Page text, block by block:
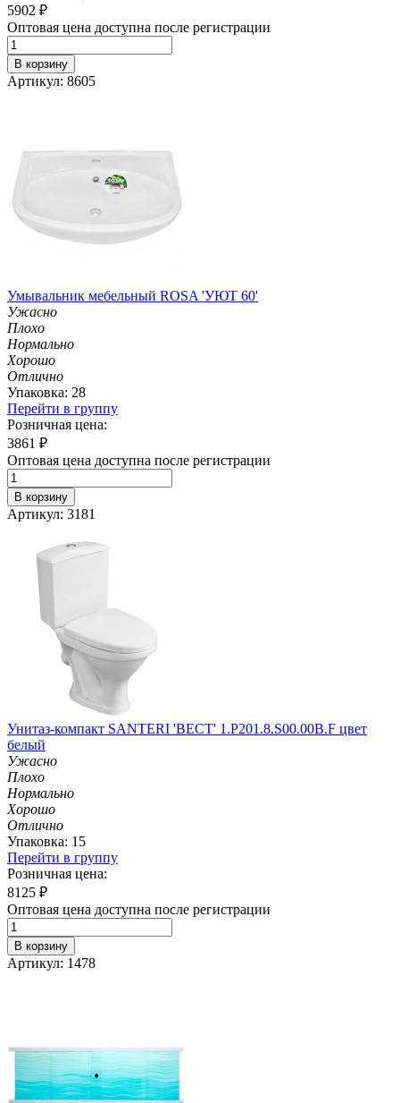
5902 ₽
Оптовая цена доступна после регистрации
В корзину
Артикул: 8605
Умывальник мебельный ROSA 'УЮТ 60'
Ужасно
Плохо
Нормально
Хорошо
Отлично
Упаковка: 28
Перейти в группу
Розничная цена:
3861 ₽
Оптовая цена доступна после регистрации
В корзину
Артикул: 3181
Унитаз-компакт SANTERI 'ВЕСТ' 1.P201.8.S00.00B.F цвет
белый
Ужасно
Плохо
Нормально
Хорошо
Отлично
Упаковка: 15
Перейти в группу
Розничная цена:
8125 ₽
Оптовая цена доступна после регистрации
В корзину
Артикул: 1478